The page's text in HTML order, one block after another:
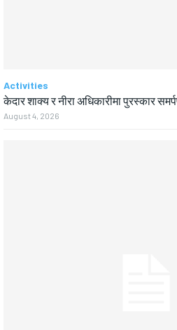
Activities
केदार शाक्य र नीरा अधिकारीमा पुरस्कार
August 4, 2026